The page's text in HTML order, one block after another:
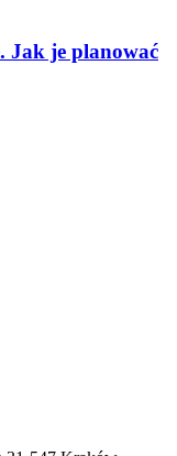
Jak je planować